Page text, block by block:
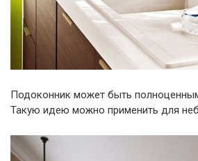
Подоконник может быть
Такую идею можно применить для